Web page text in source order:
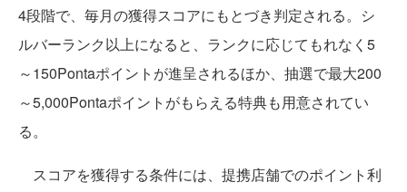
4段階で、毎月の獲得スコアにもとづき判定される。シ
ルバーランク以上になると、ランクに応じてもれなく5
～150Pontaポイントが進呈されるほか、抽選で最大200
～5,000Pontaポイントがもらえる特典も用意されてい
る。
スコアを獲得する条件には、提携店舗でのポイント利